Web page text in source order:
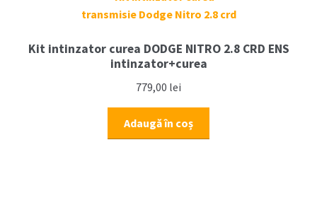
Kit intinzator curea DODGE NITRO 2.8 CRD ENS
intinzator+curea
779,00 lei
Adaugă în coș